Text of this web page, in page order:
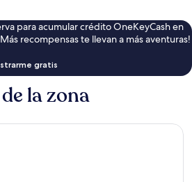
para acumular crédito OneKeyCash en
recompensas te llevan a más aventuras!
gratis
la zona